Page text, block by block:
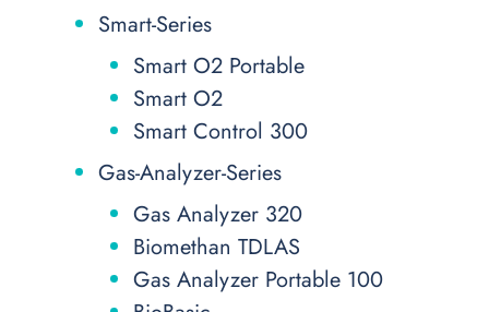
Smart-Series
Smart O2 Portable
Smart O2
Smart Control 300
Gas-Analyzer-Series
Gas Analyzer 320
Biomethan TDLAS
Gas Analyzer Portable 100